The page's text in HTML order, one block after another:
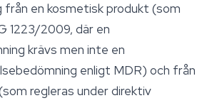
från en kosmetisk produkt (som
1223/2009, där en
krävs men inte en
enligt MDR) och från
regleras under direktiv